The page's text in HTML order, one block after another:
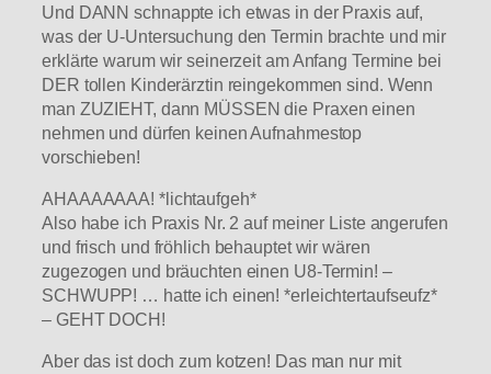
Und DANN schnappte ich etwas in der Praxis auf,
was der U-Untersuchung den Termin brachte und mir
erklärte warum wir seinerzeit am Anfang Termine bei
DER tollen Kinderärztin reingekommen sind. Wenn
man ZUZIEHT, dann MÜSSEN die Praxen einen
nehmen und dürfen keinen Aufnahmestop
vorschieben!
AHAAAAAAA! *lichtaufgeh*
Also habe ich Praxis Nr. 2 auf meiner Liste angerufen
und frisch und fröhlich behauptet wir wären
zugezogen und bräuchten einen U8-Termin! –
SCHWUPP! … hatte ich einen! *erleichtertaufseufz*
– GEHT DOCH!
Aber das ist doch zum kotzen! Das man nur mit